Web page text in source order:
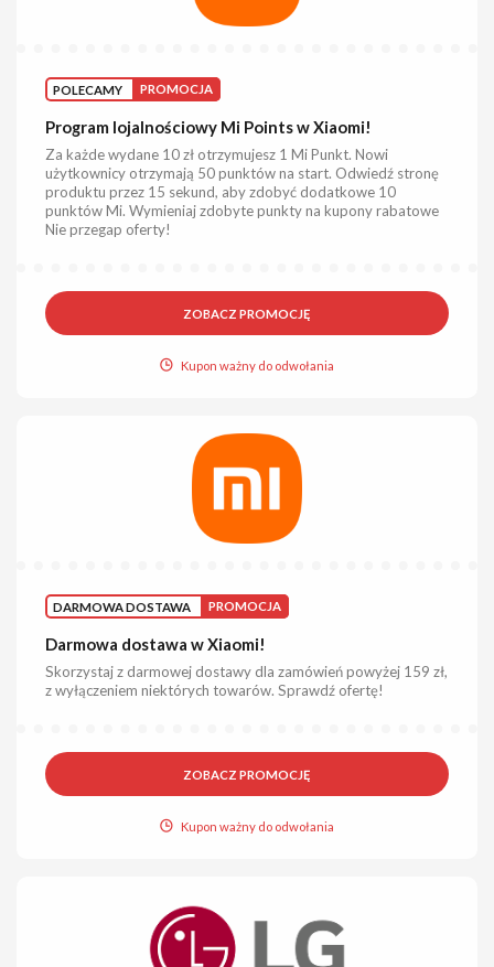
POLECAMY PROMOCJA
Program lojalnościowy Mi Points w Xiaomi!
Za każde wydane 10 zł otrzymujesz 1 Mi Punkt. Nowi
użytkownicy otrzymają 50 punktów na start. Odwiedź stronę
produktu przez 15 sekund, aby zdobyć dodatkowe 10
punktów Mi. Wymieniaj zdobyte punkty na kupony rabatowe
Nie przegap oferty!
ZOBACZ PROMOCJĘ
Kupon ważny do odwołania
DARMOWA DOSTAWA PROMOCJA
Darmowa dostawa w Xiaomi!
Skorzystaj z darmowej dostawy dla zamówień powyżej 159 zł,
z wyłączeniem niektórych towarów. Sprawdź ofertę!
ZOBACZ PROMOCJĘ
Kupon ważny do odwołania